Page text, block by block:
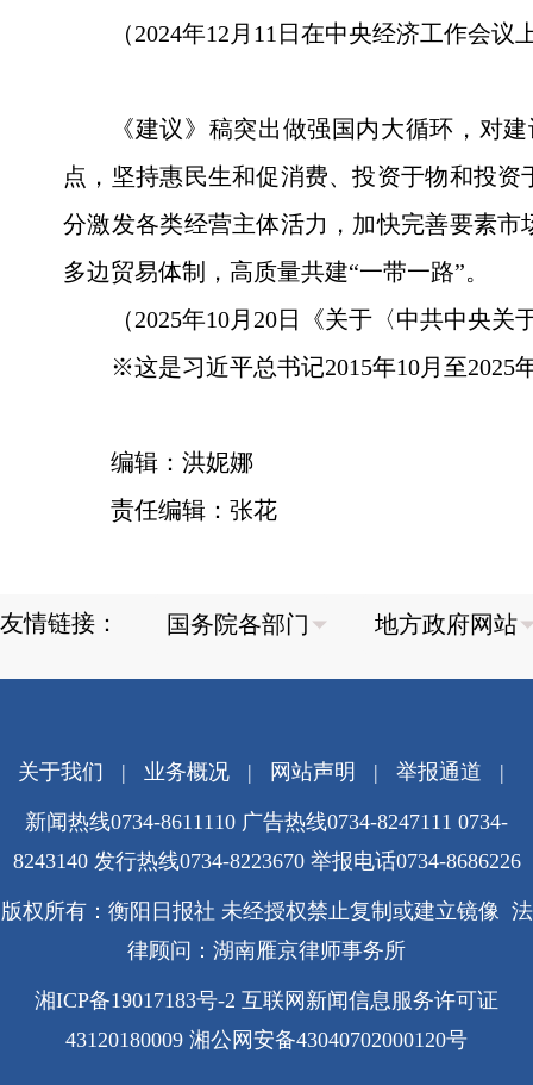
（2024年12月11日在中央经济工作会议
《建议》稿突出做强国内大循环，对
点，坚持惠民生和促消费、投资于物和投
分激发各类经营主体活力，加快完善要素
多边贸易体制，高质量共建“一带一路”。
（2025年10月20日《关于〈中共中央
※这是习近平总书记2015年10月至2025
编辑：洪妮娜
责任编辑：张花
友情链接：
关于我们 | 业务概况| 网站声明 | 举报通道 |
新闻热线0734-8611110 广告热线0734-8247111 0734-
8243140 发行热线0734-8223670 举报电话0734-8686226
版权所有：衡阳日报社 未经授权禁止复制或建立镜像 法
律顾问：湖南雁京律师事务所
湘ICP备19017183号-2 互联网新闻信息服务许可证
43120180009 湘公网安备43040702000120号